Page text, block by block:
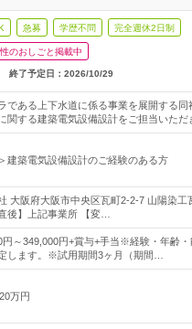
急募 学歴不問 完全週休2日制
のおしごと掲載中
終了予定日： 2026/10/29
である上下水道に係る事業を展開する同
関する建築電気設備設計をご担当いただ
建築電気設備設計のご経験のある方
大阪府大阪市中央区瓦町2-2-7 山陽染工
後】上記事業所 【変…
円～349,000円+賞与+手当※経験・年齢
します。※試用期間3ヶ月（期間…
万円